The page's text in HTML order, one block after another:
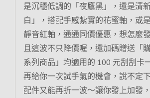
是沉穩低調的「夜鷹黑」，還是清
白」，搭配手感紮實的花蜜軸，或
靜音紅軸，通通同價優惠，想怎麼
且這波不只降價喔，還加碼贈送「購
系列商品」均適用的 100 元刮刮卡
再給你一次試手氣的機會，說不定
配件又能再折一波～讓你發上加發